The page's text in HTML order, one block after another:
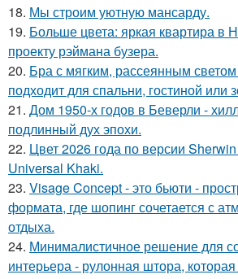
18. Мы строим уютную мансарду.
19. Больше цвета: яркая квартира в
проекту рэймана бузера.
20. Бра с мягким, рассеянным
подходит для спальни, гостиной или
21. Дом 1950-х годов в Беверли -
подлинный дух эпохи.
22. Цвет 2026 года по версии
Universal Khaki.
23. Visage Concept - это бьюти -
формата, где шопинг сочетается с
отдыха.
24. Минималистичное решение для
интерьера - рулонная штора,